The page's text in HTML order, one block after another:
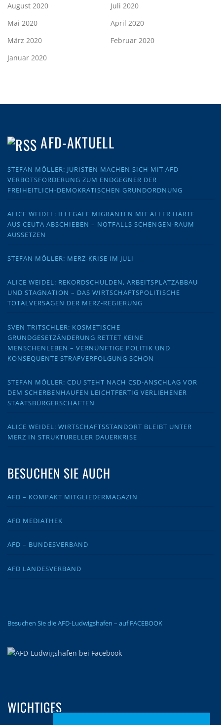
August 2020
Juli 2020
Mai 2020
April 2020
März 2020
Februar 2020
Januar 2020
AFD-AKTUELL
STEFAN MÖLLER: JURISTEN MACHEN SICH MIT AFD-
VERBOTSFORDERUNG ZUM ENDGEGNER DER
FREIHEITLICH-DEMOKRATISCHEN GRUNDORDNUNG
ALICE WEIDEL: ILLEGALE MIGRANTEN MIT ALLER HÄRTE
AUS CEUTA ABSCHIEBEN – NOTFALLS SCHENGEN-RAUM
AUSSETZEN
STEFAN MÖLLER: MERZ-KRISE IM JULI
ALICE WEIDEL: REKORDSCHULDEN, ARBEITSPLATZABBAU
UND STAGNATION – DAS WIRTSCHAFTSPOLITISCHE
TOTALVERSAGEN DER MERZ-REGIERUNG
SVEN TRITSCHLER: KOSMETISCHE
GRUNDGESETZÄNDERUNG RETTET KEINE
MENSCHENLEBEN – VERNÜNFTIGE POLITIK UND
KONSEQUENTE STRAFVERFOLGUNG SCHON
STEFAN MÖLLER: CDU STEHT NACH CSD-ANSCHLAG VOR
DEM SCHERBENHAUFEN LEICHTFERTIG VERLIEHENER
STAATSBÜRGERSCHAFTEN
ALICE WEIDEL: WIRTSCHAFTSSTANDORT BLEIBT UNTER
MERZ IN STRUKTURELLER DAUERKRISE
BESUCHEN SIE AUCH
AFD – KOMPAKT MITGLIEDERMAGAZIN
AFD MEDIATHEK
AFD – BUNDESVERBAND
AFD LANDESVERBAND
Besuchen Sie die AFD-Ludwigshafen – auf FACEBOOK
WICHTIGES